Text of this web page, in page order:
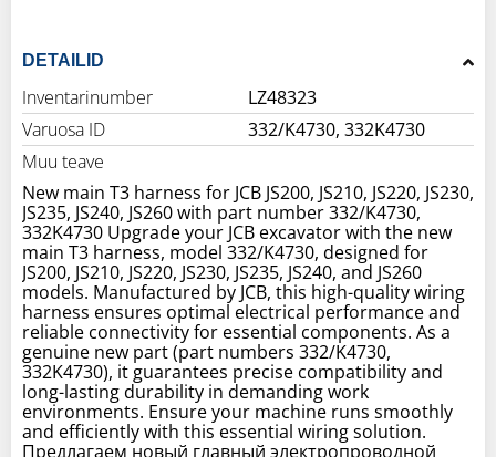
DETAILID
Inventarinumber
LZ48323
Varuosa ID
332/K4730, 332K4730
Muu teave
New main T3 harness for JCB JS200, JS210, JS220, JS230,
JS235, JS240, JS260 with part number 332/K4730,
332K4730 Upgrade your JCB excavator with the new
main T3 harness, model 332/K4730, designed for
JS200, JS210, JS220, JS230, JS235, JS240, and JS260
models. Manufactured by JCB, this high-quality wiring
harness ensures optimal electrical performance and
reliable connectivity for essential components. As a
genuine new part (part numbers 332/K4730,
332K4730), it guarantees precise compatibility and
long-lasting durability in demanding work
environments. Ensure your machine runs smoothly
and efficiently with this essential wiring solution.
Предлагаем новый главный электропроводной